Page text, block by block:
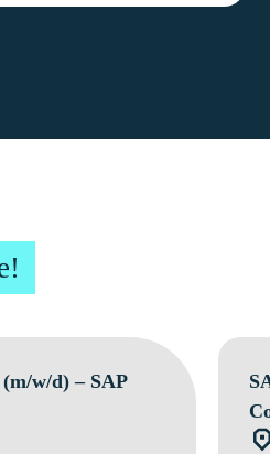
w/d) – SAP